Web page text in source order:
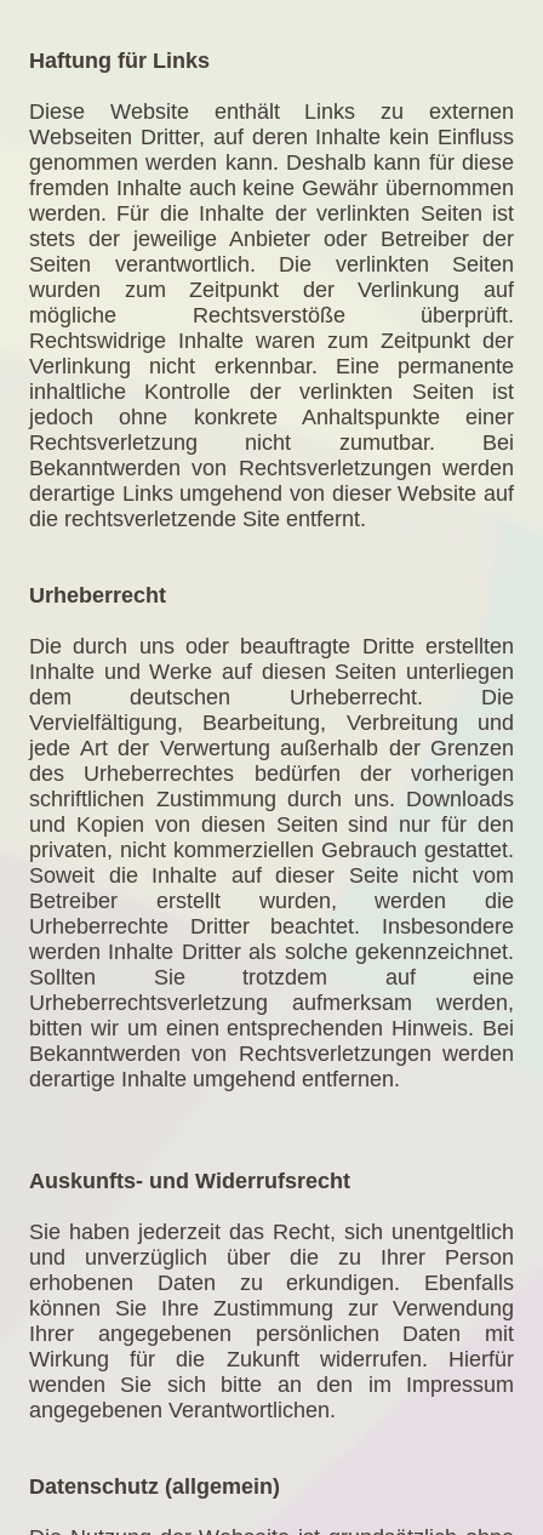
Haftung für Links
Diese Website enthält Links zu externen
Webseiten Dritter, auf deren Inhalte kein Einfluss
genommen werden kann. Deshalb kann für diese
fremden Inhalte auch keine Gewähr übernommen
werden. Für die Inhalte der verlinkten Seiten ist
stets der jeweilige Anbieter oder Betreiber der
Seiten verantwortlich. Die verlinkten Seiten
wurden zum Zeitpunkt der Verlinkung auf
mögliche Rechtsverstöße überprüft.
Rechtswidrige Inhalte waren zum Zeitpunkt der
Verlinkung nicht erkennbar. Eine permanente
inhaltliche Kontrolle der verlinkten Seiten ist
jedoch ohne konkrete Anhaltspunkte einer
Rechtsverletzung nicht zumutbar. Bei
Bekanntwerden von Rechtsverletzungen werden
derartige Links umgehend von dieser Website auf
die rechtsverletzende Site entfernt.
Urheberrecht
Die durch uns oder beauftragte Dritte erstellten
Inhalte und Werke auf diesen Seiten unterliegen
dem deutschen Urheberrecht. Die
Vervielfältigung, Bearbeitung, Verbreitung und
jede Art der Verwertung außerhalb der Grenzen
des Urheberrechtes bedürfen der vorherigen
schriftlichen Zustimmung durch uns. Downloads
und Kopien von diesen Seiten sind nur für den
privaten, nicht kommerziellen Gebrauch gestattet.
Soweit die Inhalte auf dieser Seite nicht vom
Betreiber erstellt wurden, werden die
Urheberrechte Dritter beachtet. Insbesondere
werden Inhalte Dritter als solche gekennzeichnet.
Sollten Sie trotzdem auf eine
Urheberrechtsverletzung aufmerksam werden,
bitten wir um einen entsprechenden Hinweis. Bei
Bekanntwerden von Rechtsverletzungen werden
derartige Inhalte umgehend entfernen.
Auskunfts- und Widerrufsrecht
Sie haben jederzeit das Recht, sich unentgeltlich
und unverzüglich über die zu Ihrer Person
erhobenen Daten zu erkundigen. Ebenfalls
können Sie Ihre Zustimmung zur Verwendung
Ihrer angegebenen persönlichen Daten mit
Wirkung für die Zukunft widerrufen. Hierfür
wenden Sie sich bitte an den im Impressum
angegebenen Verantwortlichen.
Datenschutz (allgemein)